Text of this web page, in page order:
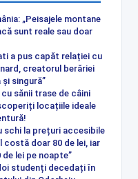
„Peisajele montane
sunt reale sau doar
a pus capăt relației cu
creatorul berăriei
singură”
sănii trase de câini
locațiile ideale
schi la prețuri accesibile
costă doar 80 de lei, iar
lei pe noapte”
studenți decedați în